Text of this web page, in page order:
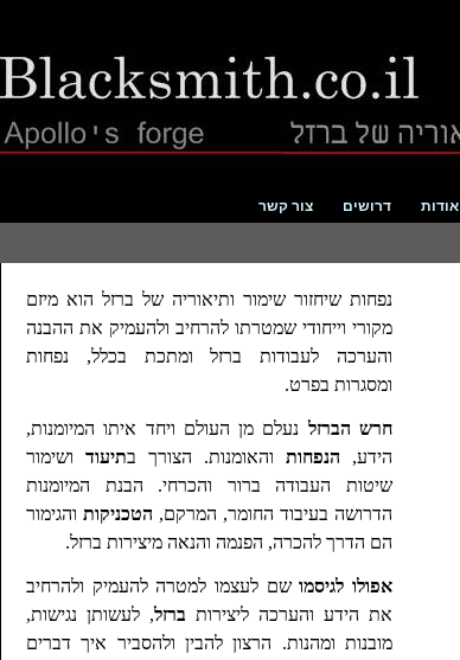
אודות דרושים צור קשר
נפחות שיחזור שימור ותיאוריה של ברזל הוא מיזם
מקורי וייחודי שמטרתו להרחיב ולהעמיק את ההבנה
והערכה לעבודות ברזל ומתכת בכלל, נפחות
ומסגרות בפרט.
חרש הברזל נעלם מן העולם ויחד איתו המיומנות,
הידע, הנפחות והאומנות. הצורך בתיעוד ושימור
שיטות העבודה ברור והכרחי. הבנת המיומנות
הדרושה בעיבוד החומר, המרקם, הטכניקות והגימור
הם הדרך להכרה, הפנמה והנאה מיצירות ברזל.
אפולו לגיסמו שם לעצמו למטרה להעמיק ולהרחיב
את הידע והערכה ליצירות ברזל, לעשותן נגישות,
מובנות ומהנות. הרצון להבין ולהסביר איך דברים